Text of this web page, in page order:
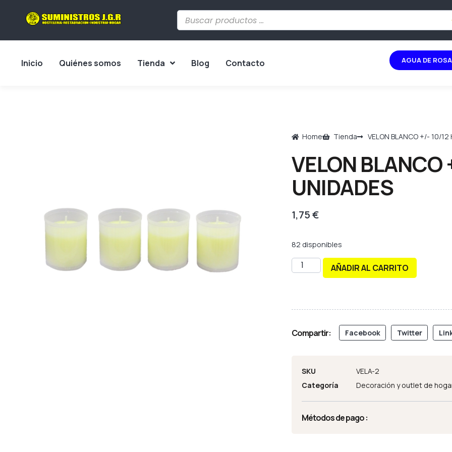
Inicio Quiénes somos Tienda Blog Contacto AGUA DE ROSA
Home Tienda VELON BLANCO +/- 10/12
VELON
UNIDADES
1,75€
82 disponibles
AÑADIR AL CARRITO
Compartir: Facebook Twitter
SKU
VELA-2
Categoría
Decoración y outlet de
Métodos de pago :